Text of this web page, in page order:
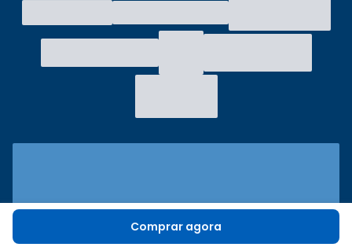
Comprar agora